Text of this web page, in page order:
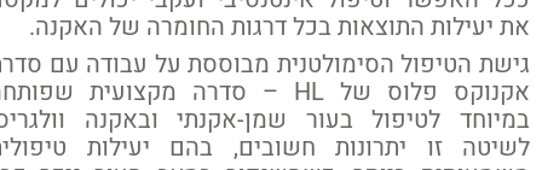
יעילות התוצאות בכל דרגות החומרה של האקנה.
הטיפול הסימולטנית מבוססת על עבודה עם סדרת
אקנוקס פלוס של HL – סדרה מקצועית שפותחה
לטיפול בעור שמן-אקנתי ובאקנה וולגריס.
זו יתרונות חשובים, בהם יעילות טיפולית